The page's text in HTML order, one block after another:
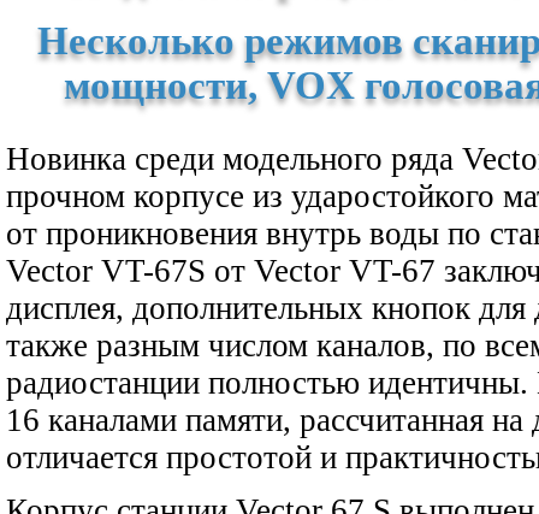
Несколько режимов
мощности, VOX
Новинка среди модельного ряда
прочном корпусе из ударостойкого
от проникновения внутрь воды по
Vector VT-67S от Vector VT-67
дисплея, дополнительных кнопок
также разным числом каналов, по
радиостанции полностью
16 каналами памяти, рассчитанная
отличается простотой и